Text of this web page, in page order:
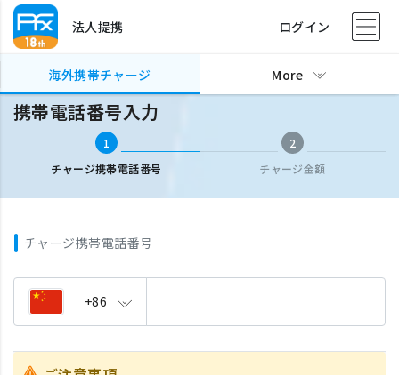
法人提携 ログイン
海外携帯チャージ More
海外携帯チャージ 携帯電話番号入力
携帯電話番号入力
1
チャージ携帯電話番号
2
チャージ金額
チャージ携帯電話番号
+86